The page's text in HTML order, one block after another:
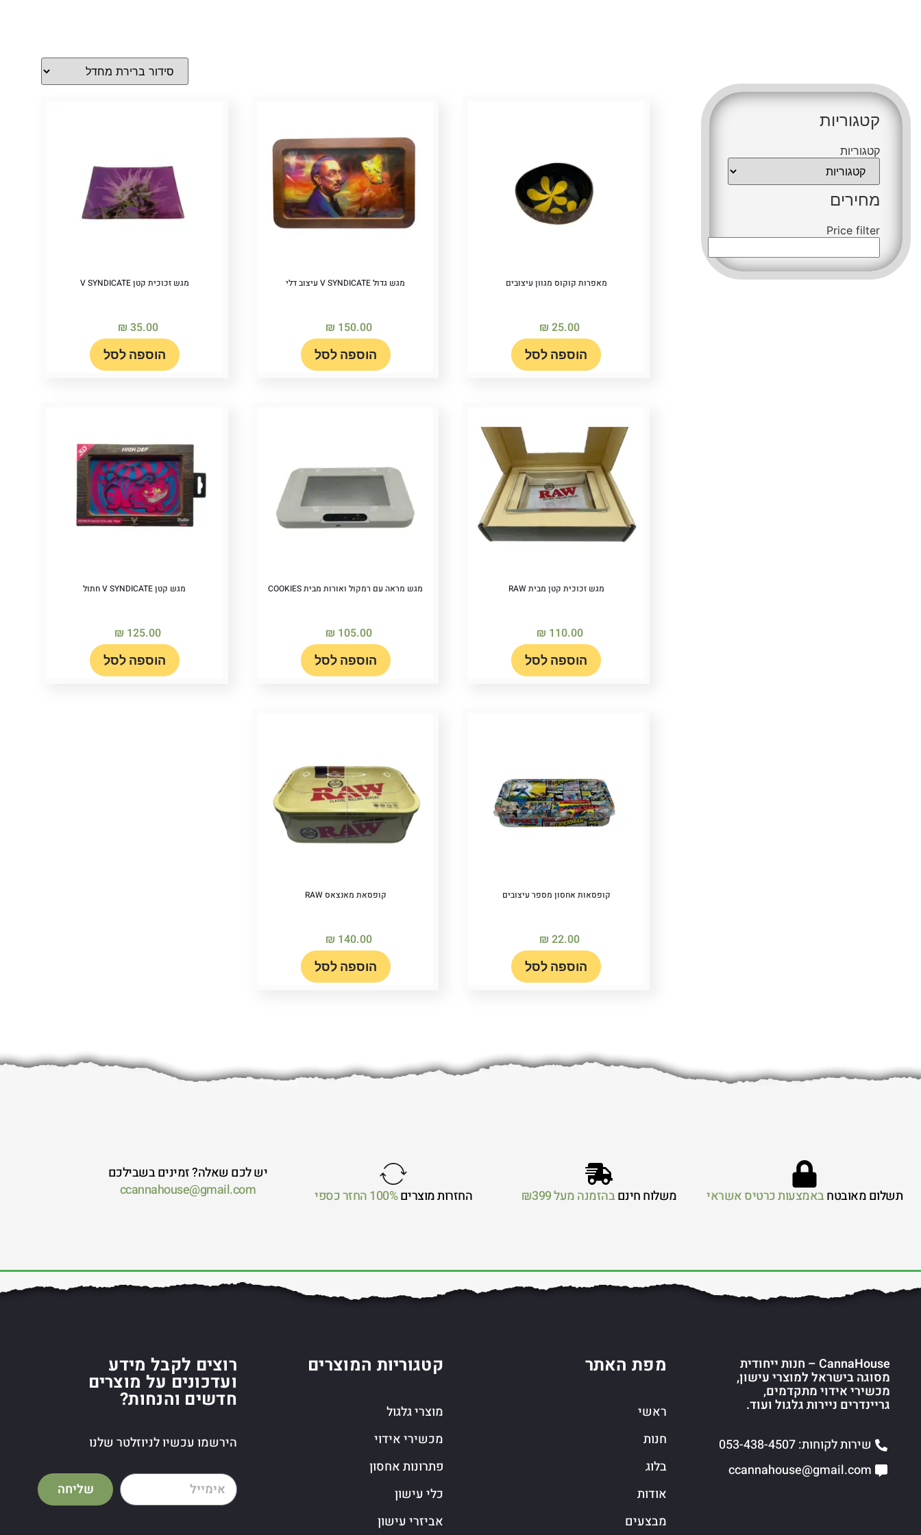
קטגוריות
קטגוריות
מחירים
Price filter
מאפרות קוקוס מגוון עיצובים
₪ 25.00
הוספה לסל
מגש גדול V SYNDICATE עיצוב דלי
₪ 150.00
הוספה לסל
מגש זכוכית קטן V SYNDICATE
₪ 35.00
הוספה לסל
מגש זכוכית קטן מבית RAW
₪ 110.00
הוספה לסל
מגש מראה עם רמקול ואורות מבית COOKIES
₪ 105.00
הוספה לסל
מגש קטן V SYNDICATE חתול
₪ 125.00
הוספה לסל
קופסאות אחסון מספר עיצובים
₪ 22.00
הוספה לסל
קופסאת מאנצאס RAW
₪ 140.00
הוספה לסל
תשלום מאובטחבאמצעות כרטיס אשראי משלוח חינםבהזמנה מעל ₪399 החזרות מוצרים100% החזר כספי
יש לכם שאלה? זמינים בשבילכם
ccannahouse@gmail.com
CannaHouse – חנות ייחודית
מסוגה בישראל למוצרי עישון,
מכשירי אידוי מתקדמים,
גריינדרים ניירות גלגול ועוד.
שירות לקוחות: 053-438-4507
ccannahouse@gmail.com
מפת האתר
ראשי
חנות
בלוג
אודות
מבצעים
קטגוריות המוצרים
מוצרי גלגול
מכשירי אידוי
פתרונות אחסון
כלי עישון
אביזרי עישון
רוצים לקבל מידע
ועדכונים על מוצרים
חדשים והנחות?
הירשמו עכשיו לניוזלטר שלנו
שליחה